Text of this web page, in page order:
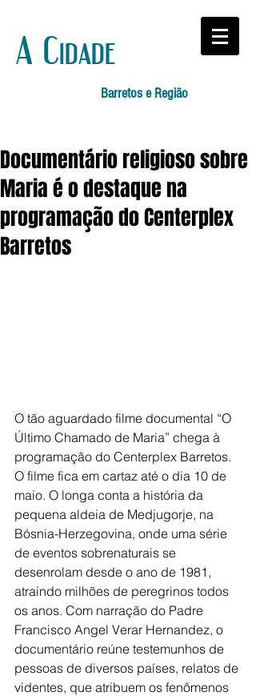
A Cidade
Barretos e Região
Documentário religioso sobre
Maria é o destaque na
programação do Centerplex
Barretos
O tão aguardado filme documental “O
Último Chamado de Maria” chega à
programação do Centerplex Barretos.
O filme fica em cartaz até o dia 10 de
maio. O longa conta a história da
pequena aldeia de Medjugorje, na
Bósnia-Herzegovina, onde uma série
de eventos sobrenaturais se
desenrolam desde o ano de 1981,
atraindo milhões de peregrinos todos
os anos. Com narração do Padre
Francisco Angel Verar Hernandez, o
documentário reúne testemunhos de
pessoas de diversos países, relatos de
videntes, que atribuem os fenômenos